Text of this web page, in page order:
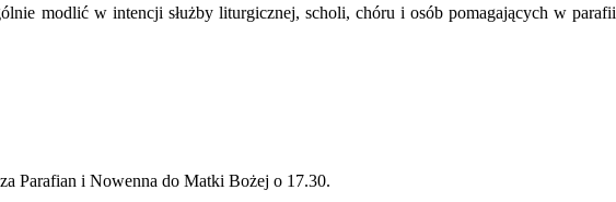
modlić w intencji służby liturgicznej, scholi, chóru i osób pomagających w
Parafian i Nowenna do Matki Bożej o 17.30.